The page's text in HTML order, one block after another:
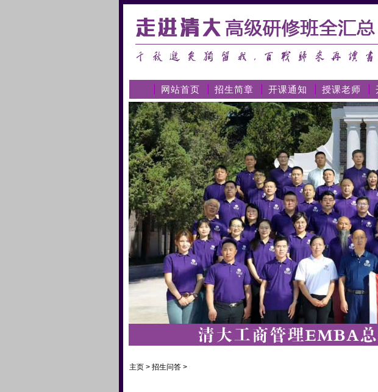
网站首页 招生简章 开课通知 授课老师
主页 > 招生问答 >